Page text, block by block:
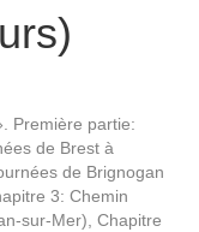
Première partie:
de Brest à
de Brignogan
3: Chemin
sur-Mer), Chapitre